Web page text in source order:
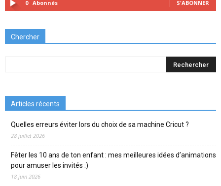
0 Abonnés S'ABONNER
Chercher
Articles récents
Quelles erreurs éviter lors du choix de sa machine Cricut ?
28 juillet 2026
Fêter les 10 ans de ton enfant : mes meilleures idées d’animations
pour amuser les invités :)
18 juin 2026